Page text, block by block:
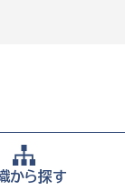
から探す